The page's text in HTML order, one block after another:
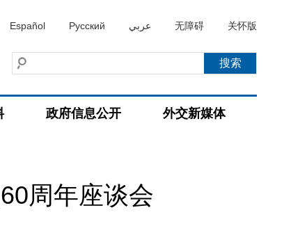
Español Русский عربي 无障碍 关怀版
政府信息公开 外交新媒体
周年座谈会